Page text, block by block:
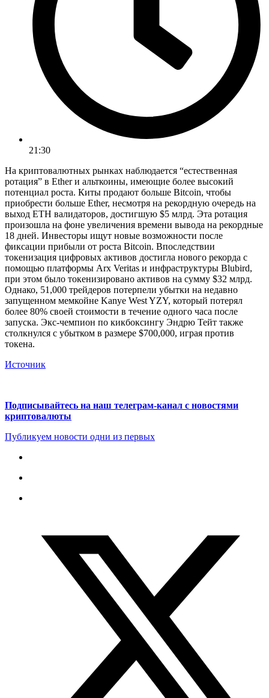
21:30
На криптовалютных рынках наблюдается “естественная
ротация” в Ether и альткоины, имеющие более высокий
потенциал роста. Киты продают больше Bitcoin, чтобы
приобрести больше Ether, несмотря на рекордную очередь на
выход ETH валидаторов, достигшую $5 млрд. Эта ротация
произошла на фоне увеличения времени вывода на рекордные
18 дней. Инвесторы ищут новые возможности после
фиксации прибыли от роста Bitcoin. Впоследствии
токенизация цифровых активов достигла нового рекорда с
помощью платформы Arx Veritas и инфраструктуры Blubird,
при этом было токенизировано активов на сумму $32 млрд.
Однако, 51,000 трейдеров потерпели убытки на недавно
запущенном мемкойне Kanye West YZY, который потерял
более 80% своей стоимости в течение одного часа после
запуска. Экс-чемпион по кикбоксингу Эндрю Тейт также
столкнулся с убытком в размере $700,000, играя против
токена.
Источник
Подписывайтесь на наш телеграм-канал с новостями
криптовалюты
Публикуем новости одни из первых